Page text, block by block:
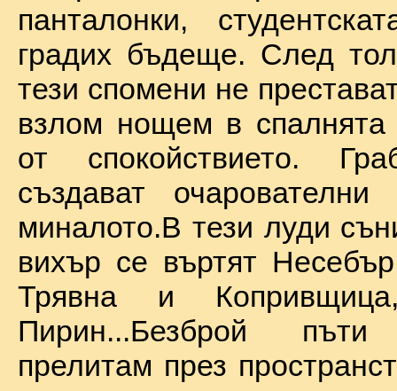
панталонки,
градих бъдеще. След
тези спомени не
взлом нощем в спалнята
от спокойствието.
създават
миналото.В тези луди
вихър се въртят
Трявна и
Пирин...Безброй
прелитам през